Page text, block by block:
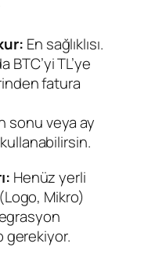
En sağlıklısı.
TL’ye
fatura
sonu veya ay
Henüz yerli
Mikro)
gerekiyor.